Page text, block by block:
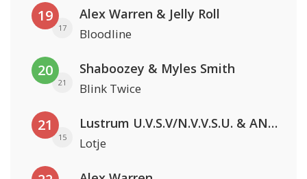
19
17
Alex Warren & Jelly Roll
Bloodline
20
21
Shaboozey & Myles Smith
Blink Twice
21
15
Lustrum U.V.S.V/N.V.V.S.U. & ANNO ONS & Jopke van Dobbenburgh & Roeland Beelen
Lotje